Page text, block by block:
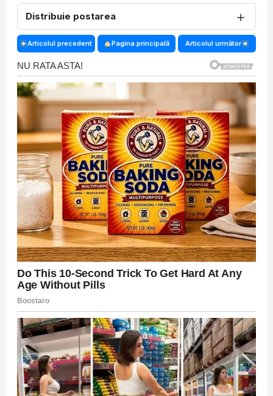
Distribuie postarea ＋
Articolul precedent Pagina principală Articolul următor